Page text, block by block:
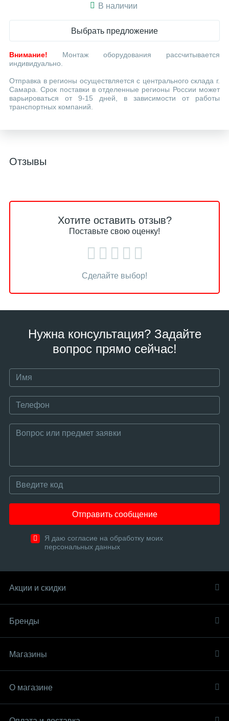
В наличии
Выбрать предложение
Внимание! Монтаж оборудования рассчитывается
индивидуально.
Отправка в регионы осуществляется с центрального склада г.
Самара. Срок поставки в отделенные регионы России может
варьироваться от 9-15 дней, в зависимости от работы
транспортных компаний.
Отзывы
Хотите оставить отзыв?
Поставьте свою оценку!
Сделайте выбор!
Нужна консультация? Задайте
вопрос прямо сейчас!
Отправить сообщение
Я даю согласие на обработку моих
персональных данных
Акции и скидки
Бренды
Магазины
О магазине